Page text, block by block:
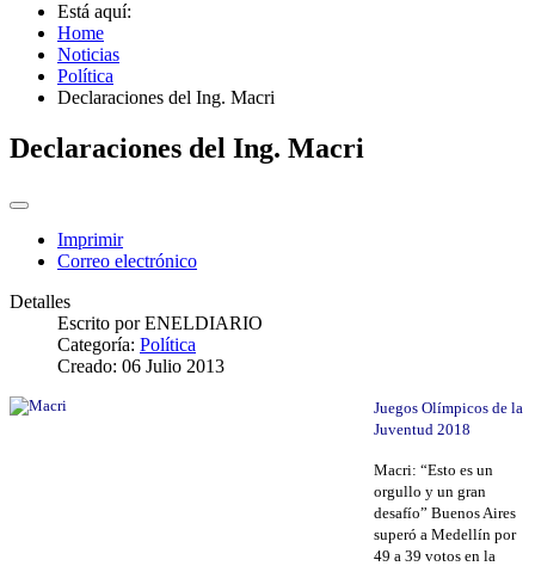
Está aquí:
Home
Noticias
Política
Declaraciones del Ing. Macri
Declaraciones del Ing. Macri
Imprimir
Correo electrónico
Detalles
Escrito porENELDIARIO
Categoría: Política
Creado: 06 Julio 2013
Juegos Olímpicos de la
Juventud 2018
Macri: “Esto es un
orgullo y un gran
desafío” Buenos Aires
superó a Medellín por
49 a 39 votos en la